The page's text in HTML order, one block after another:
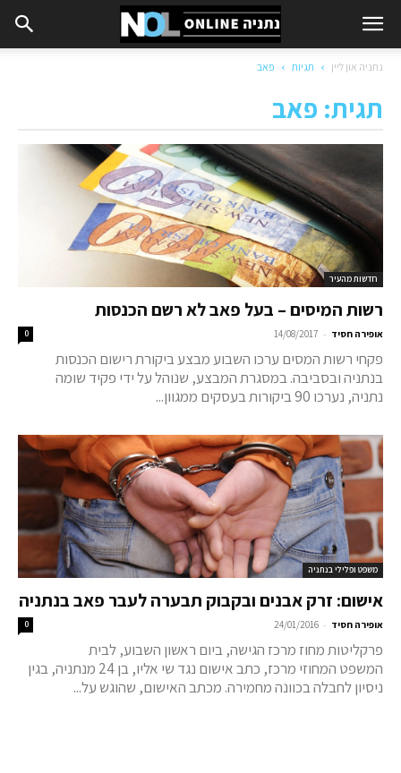
נתניה און ליין תגיות פאב
תגית: פאב
חדשות מהעיר
רשות המיסים – בעל פאב לא רשם הכנסות
אופירה חסיד -
14/08/2017
0
פקחי רשות המסים ערכו השבוע מבצע ביקורת רישום הכנסות
בנתניה ובסביבה. במסגרת המבצע, שנוהל על ידי פקיד שומה
נתניה, נערכו 90 ביקורות בעסקים ממגוון...
משפט ופלילי בנתניה
אישום: זרק אבנים ובקבוק תבערה לעבר פאב בנתניה
אופירה חסיד -
24/01/2016
0
פרקליטות מחוז מרכז הגישה, ביום ראשון השבוע, לבית
המשפט המחוזי מרכז, כתב אישום נגד שי אליו, בן 24 מנתניה, בגין
ניסיון לחבלה בכוונה מחמירה. מכתב האישום, שהוגש על...